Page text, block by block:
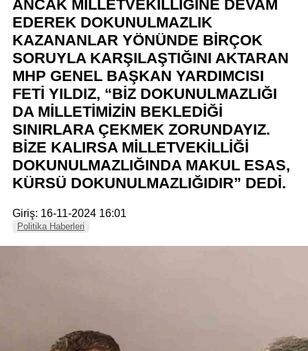
ANCAK MİLLETVEKİLLİĞİNE DEVAM
EDEREK DOKUNULMAZLIK
KAZANANLAR YÖNÜNDE BİRÇOK
SORUYLA KARŞILAŞTIĞINI AKTARAN
MHP GENEL BAŞKAN YARDIMCISI
FETİ YILDIZ, “BİZ DOKUNULMAZLIĞI
DA MİLLETİMİZİN BEKLEDİĞİ
SINIRLARA ÇEKMEK ZORUNDAYIZ.
BİZE KALIRSA MİLLETVEKİLLİĞİ
DOKUNULMAZLIĞINDA MAKUL ESAS,
KÜRSÜ DOKUNULMAZLIĞIDIR” DEDİ.
Giriş: 16-11-2024 16:01
Politika Haberleri